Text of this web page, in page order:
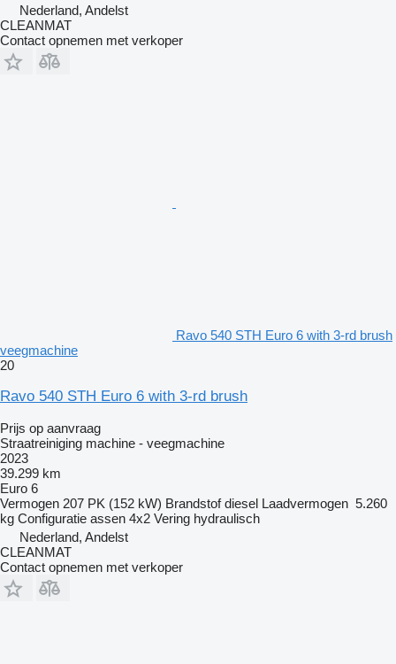
Nederland, Andelst
CLEANMAT
Contact opnemen met verkoper
Ravo 540 STH Euro 6 with 3-rd brush
veegmachine
20
Ravo 540 STH Euro 6 with 3-rd brush
Prijs op aanvraag
Straatreiniging machine - veegmachine
2023
39.299 km
Euro 6
Vermogen 207 PK (152 kW) Brandstof diesel Laadvermogen 5.260
kg Configuratie assen 4x2 Vering hydraulisch
Nederland, Andelst
CLEANMAT
Contact opnemen met verkoper